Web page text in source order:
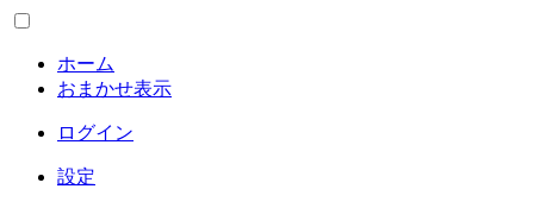
ホーム
おまかせ表示
ログイン
設定